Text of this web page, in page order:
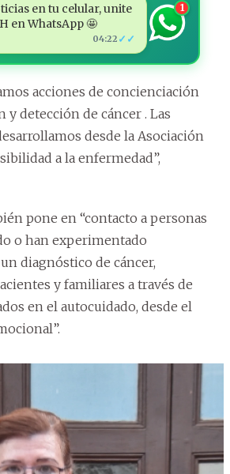
en tu celular, unite
en WhatsApp 🤩
04:22 ✓✓
1
acciones de concienciación
y detección de cáncer . Las
desde la Asociación
a la enfermedad”,
pone en “contacto a personas
o han experimentado
diagnóstico de cáncer,
y familiares a través de
en el autocuidado, desde el